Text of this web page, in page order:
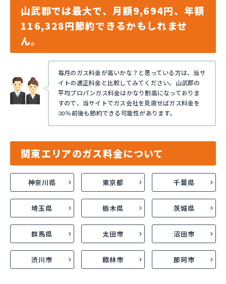
山武郡では最大で、月額9,694円、年額
116,328円節約できるかもしれませ
ん。
毎月のガス料金が高いかな？と思っている方は、当サ
イトの適正料金と比較してみてください。山武郡の
平均プロパンガス料金はかなり割高になっておりま
すので、当サイトでガス会社を見直せばガス料金を
30％前後も節約できる可能性があります。
関東エリアのガス料金について
神奈川県 東京都 千葉県
埼玉県 栃木県 茨城県
群馬県 太田市 沼田市
渋川市 館林市 那珂市